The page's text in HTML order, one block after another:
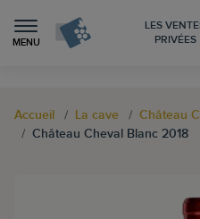
MENU
LES
PRIVÉES
Accueil La cave
Château
Château Cheval Blanc 2018